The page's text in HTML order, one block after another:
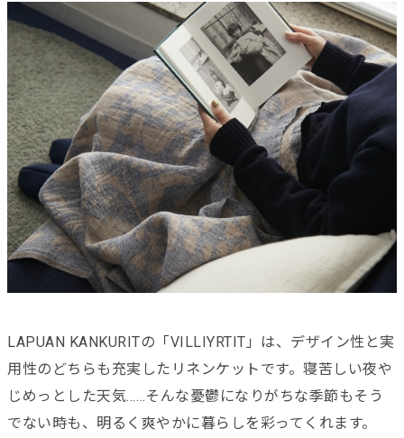
LAPUAN KANKURITの「VILLIYRTIT」は、デザイン性と実
用性のどちらも充実したリネンケットです。寝苦しい夜や
じめっとした天気……そんな憂鬱になりがちな季節もそう
でない時も、明るく爽やかに暮らしを彩ってくれます。